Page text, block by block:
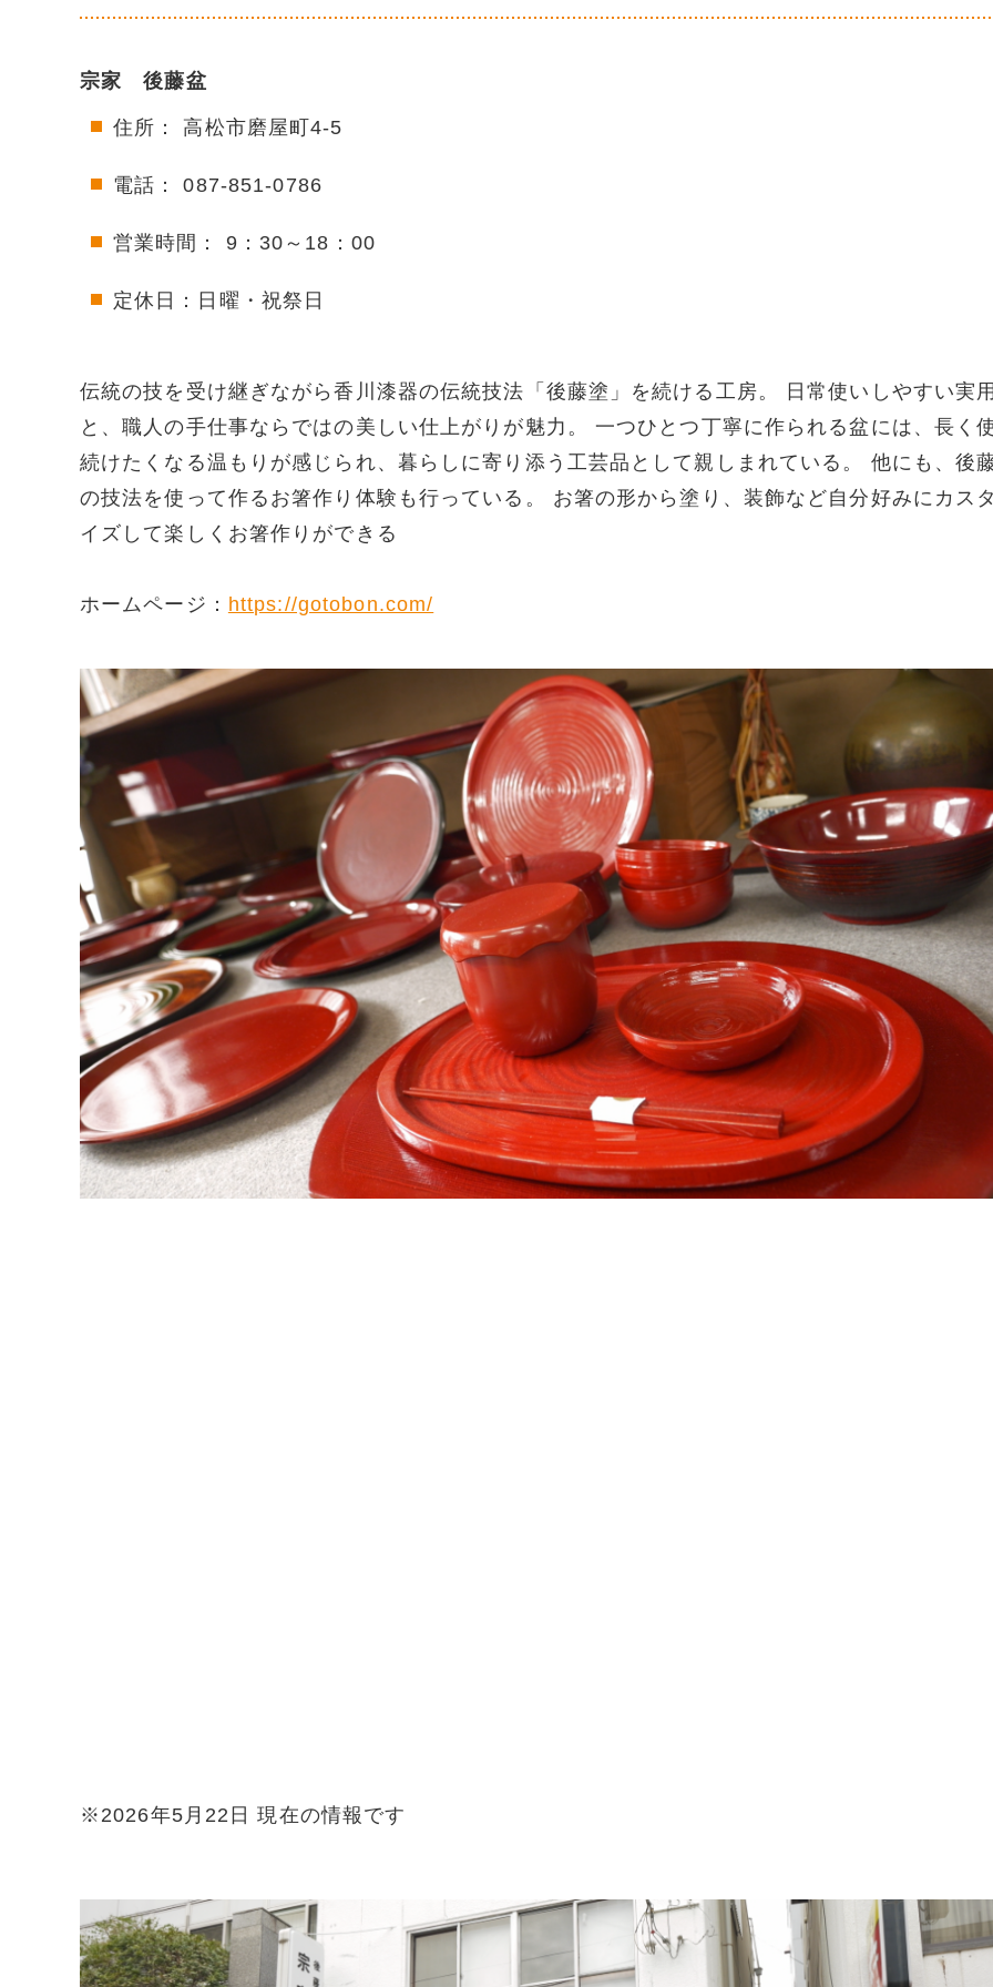
宗家 後藤盆
住所： 高松市磨屋町4-5
電話： 087-851-0786
営業時間： 9：30～18：00
定休日：日曜・祝祭日
伝統の技を受け継ぎながら香川漆器の伝統技法「後藤塗」を続ける工房。 日常使いしやすい実
と、職人の手仕事ならではの美しい仕上がりが魅力。 一つひとつ丁寧に作られる盆には、長く
続けたくなる温もりが感じられ、暮らしに寄り添う工芸品として親しまれている。 他にも、後
の技法を使って作るお箸作り体験も行っている。 お箸の形から塗り、装飾など自分好みにカス
イズして楽しくお箸作りができる
ホームページ： https://gotobon.com/
※2026年5月22日 現在の情報です